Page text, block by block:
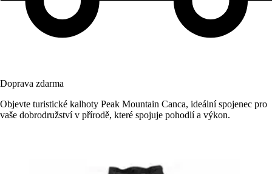
Doprava zdarma
Objevte turistické kalhoty Peak Mountain Canca, ideální spojenec pro
vaše dobrodružství v přírodě, které spojuje pohodlí a výkon.